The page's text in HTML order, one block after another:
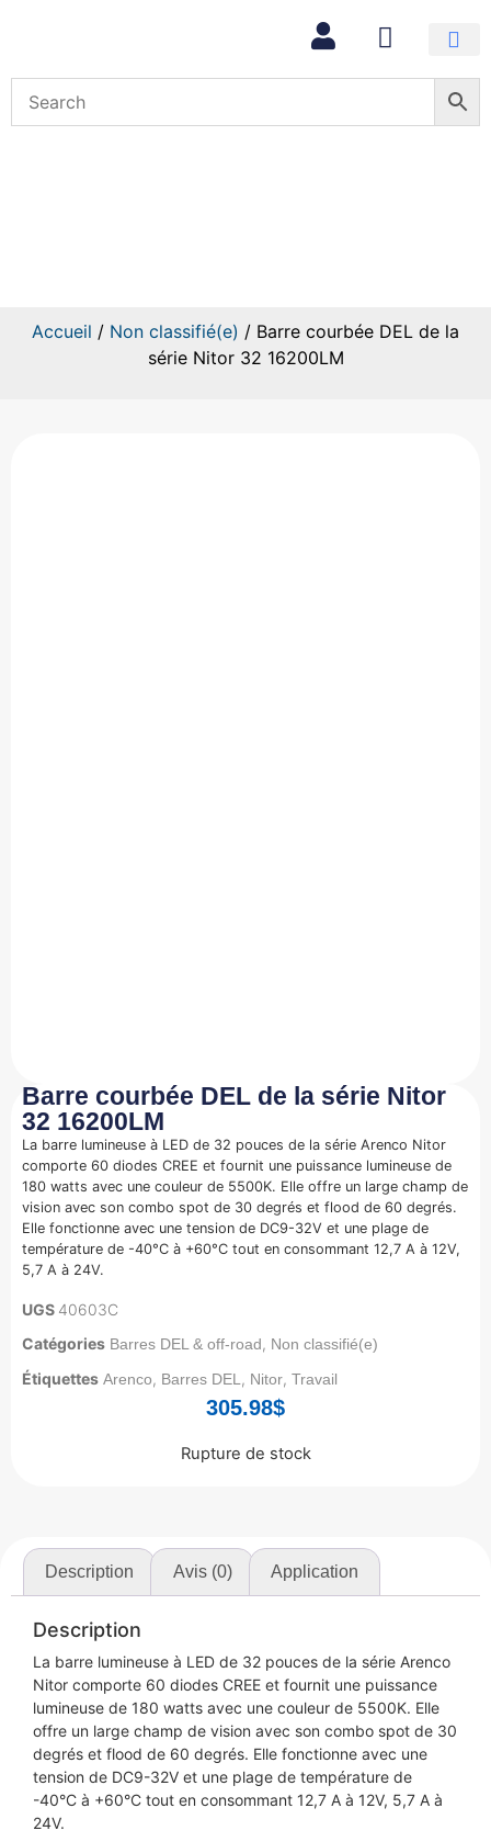
Accueil / Non classifié(e) / Barre courbée DEL de la
série Nitor 32 16200LM
Barre courbée DEL de la série Nitor
32 16200LM
La barre lumineuse à LED de 32 pouces de la série Arenco Nitor
comporte 60 diodes CREE et fournit une puissance lumineuse de
180 watts avec une couleur de 5500K. Elle offre un large champ de
vision avec son combo spot de 30 degrés et flood de 60 degrés.
Elle fonctionne avec une tension de DC9-32V et une plage de
température de -40°C à +60°C tout en consommant 12,7 A à 12V,
5,7 A à 24V.
UGS 40603C
Catégories Barres DEL & off-road, Non classifié(e)
Étiquettes Arenco, Barres DEL, Nitor, Travail
305.98$
Rupture de stock
Description Avis (0) Application
Description
La barre lumineuse à LED de 32 pouces de la série Arenco
Nitor comporte 60 diodes CREE et fournit une puissance
lumineuse de 180 watts avec une couleur de 5500K. Elle
offre un large champ de vision avec son combo spot de 30
degrés et flood de 60 degrés. Elle fonctionne avec une
tension de DC9-32V et une plage de température de
-40°C à +60°C tout en consommant 12,7 A à 12V, 5,7 A à
24V.